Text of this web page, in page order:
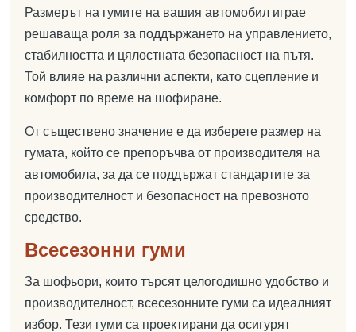
Размерът на гумите на вашия автомобил играе
решаваща роля за поддържането на управлението,
стабилността и цялостната безопасност на пътя.
Той влияе на различни аспекти, като сцепление и
комфорт по време на шофиране.
От съществено значение е да изберете размер на
гумата, който се препоръчва от производителя на
автомобила, за да се поддържат стандартите за
производителност и безопасност на превозното
средство.
Всесезонни гуми
За шофьори, които търсят целогодишно удобство и
производителност, всесезонните гуми са идеалният
избор. Тези гуми са проектирани да осигурят